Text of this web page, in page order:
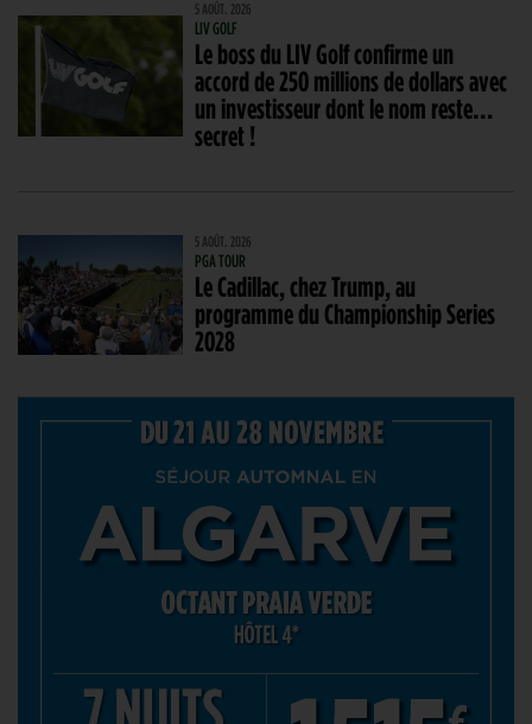
5 AOÛT. 2026
LIV GOLF
Le boss du LIV Golf confirme un
accord de 250 millions de dollars avec
un investisseur dont le nom reste…
secret !
5 AOÛT. 2026
PGA TOUR
Le Cadillac, chez Trump, au
programme du Championship Series
2028